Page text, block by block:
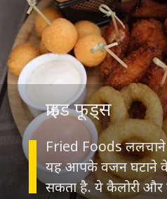
Fried Foods
यह आपके वजन घटाने
सकता है. ये कैलोरी और
फ्राइड फूड्स